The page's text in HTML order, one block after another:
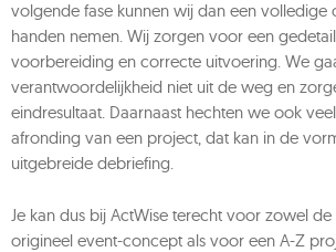
volgende fase kunnen wij dan een volledige
handen nemen. Wij zorgen voor een
voorbereiding en correcte uitvoering. We
verantwoordelijkheid niet uit de weg en
eindresultaat. Daarnaast hechten we ook
afronding van een project, dat kan in de
uitgebreide debriefing.
Je kan dus bij ActWise terecht voor zowel
origineel event-concept als voor een A-Z